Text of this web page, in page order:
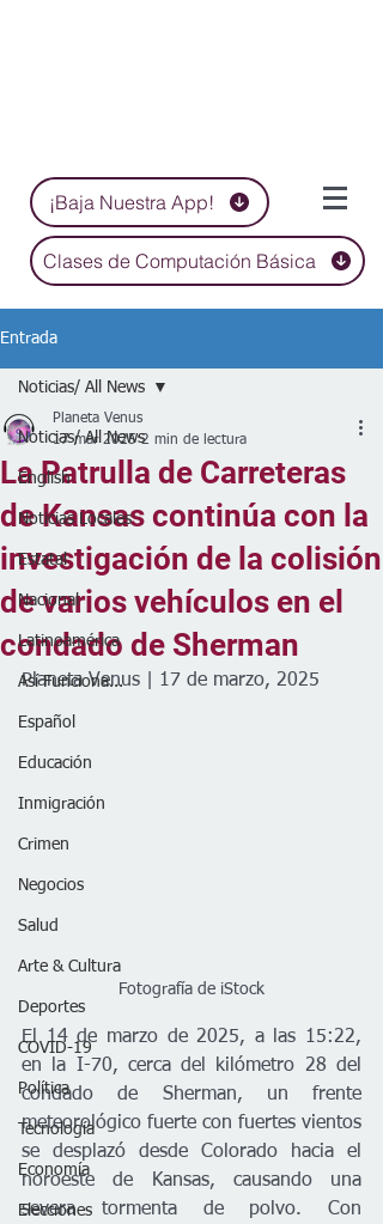
¡Baja Nuestra App!
Clases de Computación Básica
Entrada
Noticias/ All News
English
Noticias Locales
Estatal
Nacional
Latinoamérica
Así Funciona...
Español
Educación
Inmigración
Crimen
Negocios
Salud
Arte & Cultura
Deportes
COVID-19
Política
Tecnología
Economía
Elecciones
Noticias/ All News
La Patrulla de Carreteras
de Kansas continúa con la
investigación de la colisión
de varios vehículos en el
condado de Sherman
Planeta Venus
17 mar 2025 2 min de lectura
Planeta Venus | 17 de marzo, 2025
Fotografía de iStock
El 14 de marzo de 2025, a las 15:22,
en la I-70, cerca del kilómetro 28 del
condado de Sherman, un frente
meteorológico fuerte con fuertes vientos
se desplazó desde Colorado hacia el
noroeste de Kansas, causando una
severa tormenta de polvo. Con